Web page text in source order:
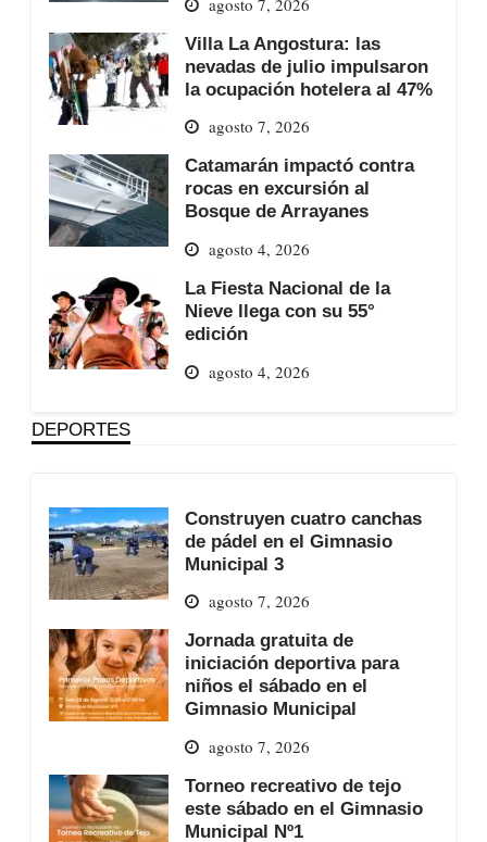
Villa La Angostura: las
nevadas de julio impulsaron
la ocupación hotelera al 47%
agosto 7, 2026
Catamarán impactó contra
rocas en excursión al
Bosque de Arrayanes
agosto 4, 2026
La Fiesta Nacional de la
Nieve llega con su 55°
edición
agosto 4, 2026
DEPORTES
Construyen cuatro canchas
de pádel en el Gimnasio
Municipal 3
agosto 7, 2026
Jornada gratuita de
iniciación deportiva para
niños el sábado en el
Gimnasio Municipal
agosto 7, 2026
Torneo recreativo de tejo
este sábado en el Gimnasio
Municipal Nº1